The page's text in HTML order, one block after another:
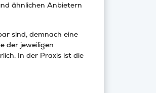
ähnlichen Anbietern
sind, demnach eine
der jeweiligen
In der Praxis ist die